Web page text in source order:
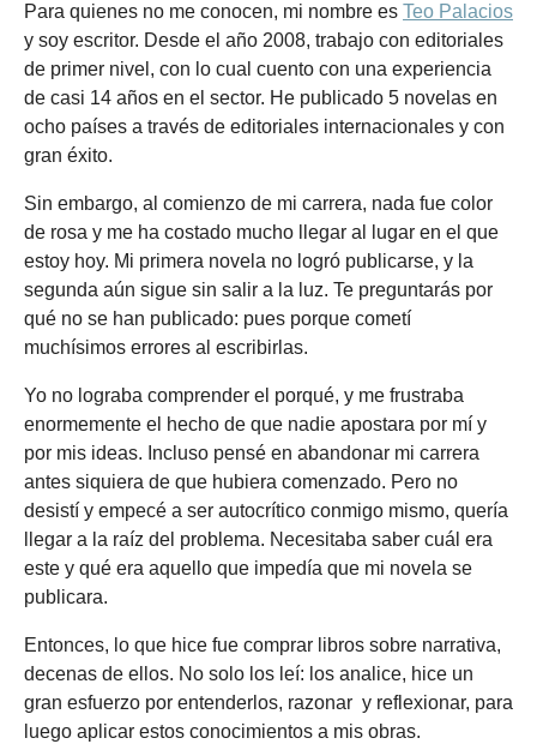
Para quienes no me conocen, mi nombre es Teo Palacios
y soy escritor. Desde el año 2008, trabajo con editoriales
de primer nivel, con lo cual cuento con una experiencia
de casi 14 años en el sector. He publicado 5 novelas en
ocho países a través de editoriales internacionales y con
gran éxito.
Sin embargo, al comienzo de mi carrera, nada fue color
de rosa y me ha costado mucho llegar al lugar en el que
estoy hoy. Mi primera novela no logró publicarse, y la
segunda aún sigue sin salir a la luz. Te preguntarás por
qué no se han publicado: pues porque cometí
muchísimos errores al escribirlas.
Yo no lograba comprender el porqué, y me frustraba
enormemente el hecho de que nadie apostara por mí y
por mis ideas. Incluso pensé en abandonar mi carrera
antes siquiera de que hubiera comenzado. Pero no
desistí y empecé a ser autocrítico conmigo mismo, quería
llegar a la raíz del problema. Necesitaba saber cuál era
este y qué era aquello que impedía que mi novela se
publicara.
Entonces, lo que hice fue comprar libros sobre narrativa,
decenas de ellos. No solo los leí: los analice, hice un
gran esfuerzo por entenderlos, razonar y reflexionar, para
luego aplicar estos conocimientos a mis obras.